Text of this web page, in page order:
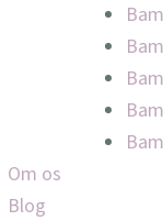
Om os
Blog